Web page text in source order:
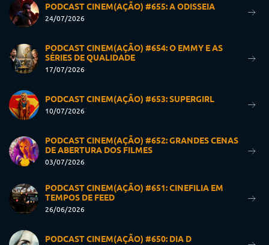
PODCAST CINEM(AÇÃO) #655: A ODISSEIA
24/07/2026
PODCAST CINEM(AÇÃO) #654: O EMMY E AS
SÉRIES DE QUALIDADE
17/07/2026
PODCAST CINEM(AÇÃO) #653: SUPERGIRL
10/07/2026
PODCAST CINEM(AÇÃO) #652: GRANDES CENAS
DE ABERTURA DOS FILMES
03/07/2026
PODCAST CINEM(AÇÃO) #651: CINEFILIA EM
TEMPOS DE FEED
26/06/2026
PODCAST CINEM(AÇÃO) #650: DIA D